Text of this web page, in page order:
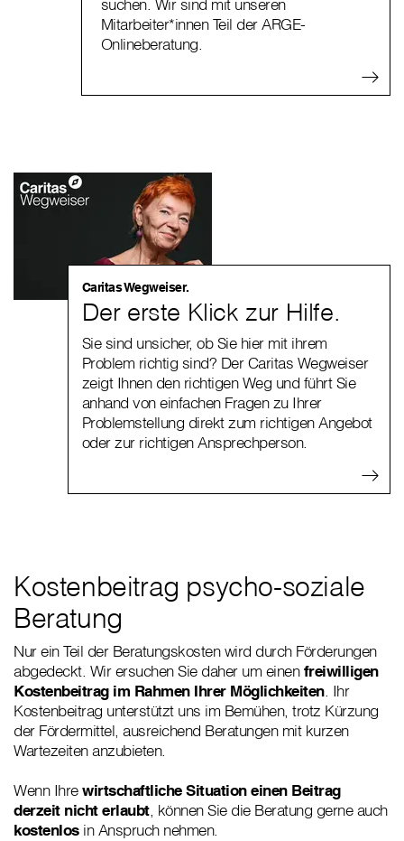
suchen. Wir sind mit unseren
Mitarbeiter*innen Teil der ARGE-
Onlineberatung.
Caritas Wegweiser.
Der erste Klick zur Hilfe.
Sie sind unsicher, ob Sie hier mit ihrem
Problem richtig sind? Der Caritas Wegweiser
zeigt Ihnen den richtigen Weg und führt Sie
anhand von einfachen Fragen zu Ihrer
Problemstellung direkt zum richtigen Angebot
oder zur richtigen Ansprechperson.
Kostenbeitrag psycho-soziale
Beratung
Nur ein Teil der Beratungskosten wird durch Förderungen
abgedeckt. Wir ersuchen Sie daher um einenfreiwilligen
Kostenbeitrag im Rahmen Ihrer Möglichkeiten. Ihr
Kostenbeitrag unterstützt uns im Bemühen, trotz Kürzung
der Fördermittel, ausreichend Beratungen mit kurzen
Wartezeiten anzubieten.
Wenn Ihrewirtschaftliche Situation einen Beitrag
derzeit nicht erlaubt, können Sie die Beratung gerne auch
kostenlosin Anspruch nehmen.